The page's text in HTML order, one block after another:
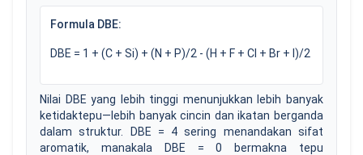
Formula DBE:
DBE = 1 + (C + Si) + (N + P)/2 - (H + F + Cl + Br + I)/2
Nilai DBE yang lebih tinggi menunjukkan lebih banyak
ketidaktepu—lebih banyak cincin dan ikatan berganda
dalam struktur. DBE = 4 sering menandakan sifat
aromatik, manakala DBE = 0 bermakna tepu